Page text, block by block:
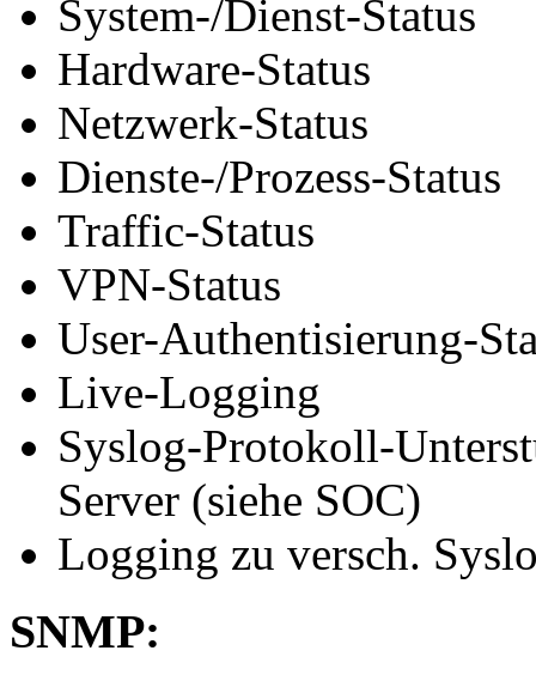
System-/Dienst-Status
Hardware-Status
Netzwerk-Status
Dienste-/Prozess-Status
Traffic-Status
VPN-Status
User-Authentisierung-
Live-Logging
Syslog-Protokoll-
Server (siehe SOC)
Logging zu versch.
SNMP: